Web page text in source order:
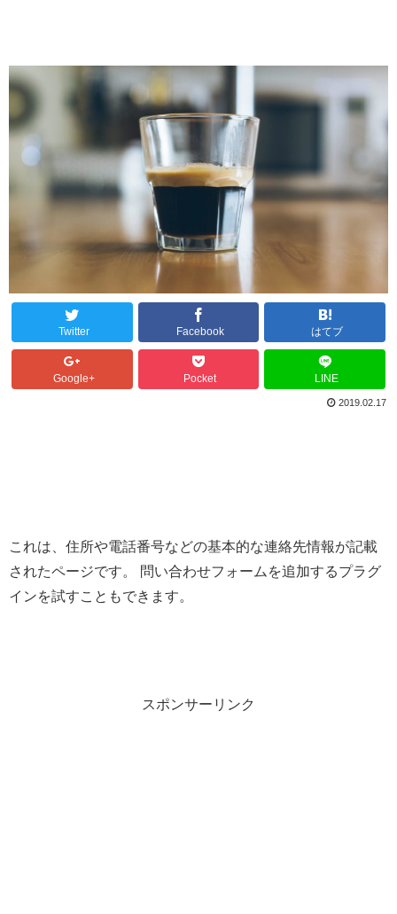
Twitter Facebook はてブ
Google+ Pocket LINE
2019.02.17
これは、住所や電話番号などの基本的な連絡先情報が記載
されたページです。 問い合わせフォームを追加するプラグ
インを試すこともできます。
スポンサーリンク